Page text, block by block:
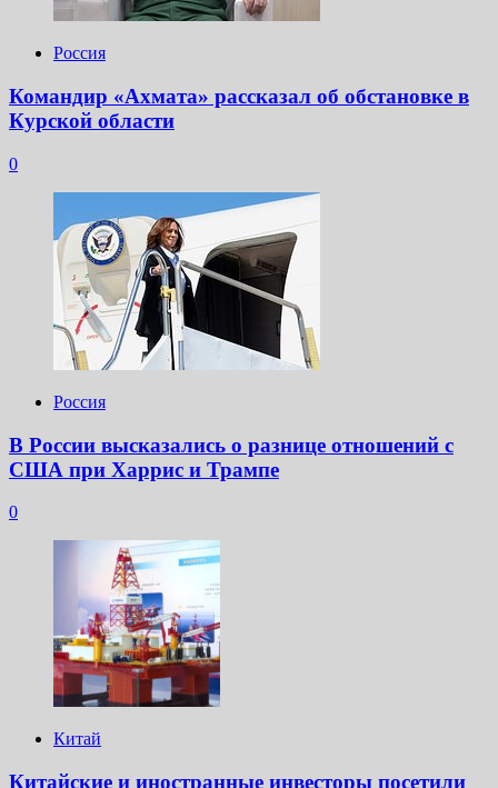
Россия
Командир «Ахмата» рассказал об обстановке в
Курской области
0
Россия
В России высказались о разнице отношений с
США при Харрис и Трампе
0
Китай
Китайские и иностранные инвесторы посетили